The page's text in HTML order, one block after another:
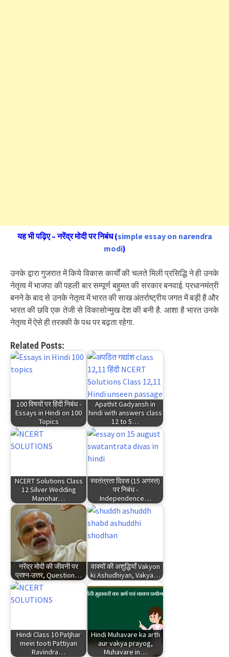
यह भी पढ़िए – नरेंद्र मोदी पर निबंध (simpleessay on narendra
modi)
उनके द्वारा गुजरात में किये विकास कार्यों की चलते मिली प्रसिद्धि ने ही उनके
नेतृत्व में भाजपा की पहली बार सम्पूर्ण बहुमत की सरकार बनवाई. प्रधानमंत्री
बनने के बाद से उनके नेतृत्व में भारत की साख अंतर्राष्ट्रीय जगत में बड़ी है और
भारत की छवि एक तेजी से विकासोन्मुख देश की बनी है. आशा है भारत उनके
नेतृत्व में ऐसे ही तरक्की के पथ पर बढ़ता रहेगा.
Related Posts:
100 विषयों पर हिंदी निबंध -
Essays in Hindi on 100
Topics
Apathit Gadyansh in
hindi with answers class
12 to 5…
NCERT Solutions Class
12 Silver Wedding
Manohar…
स्वतंत्रता दिवस (15 अगस्त)
पर निबंध -
Independence…
नरेंद्र मोदी की जीवनी पर
प्रश्न-उत्तर, Question…
वाक्यों की अशुद्धियाँ Vakyon
ki Ashudhiyan, Vakya…
Hindi Class 10 Patjhar
mein tooti Pattiyan
Ravindra…
Hindi Muhavare ka arth
aur vakya prayog,
Muhavare in…